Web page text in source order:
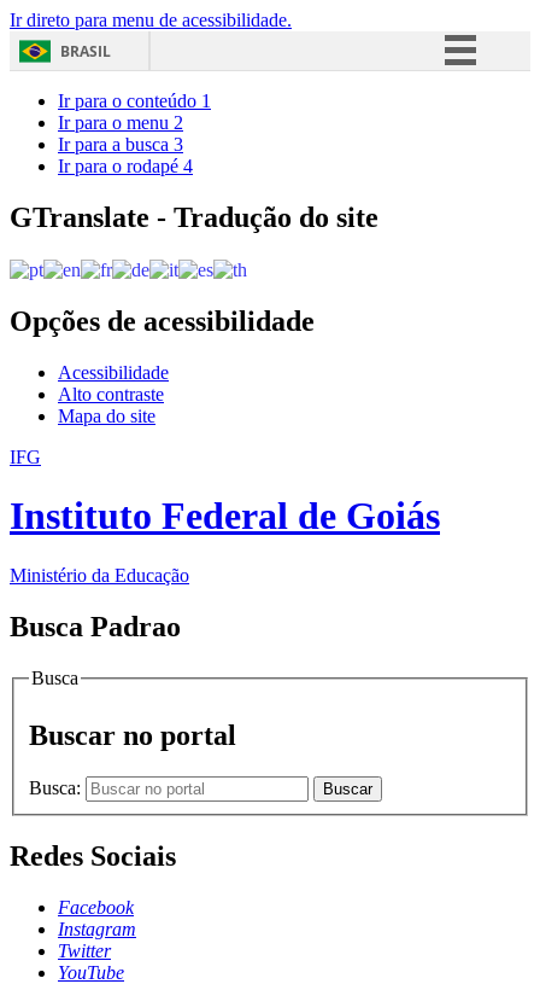
Ir direto para menu de acessibilidade.
BRASIL
Acesso à informação
Ir para o conteúdo 1
Ir para o menu 2
Ir para a busca 3
Ir para o rodapé 4
GTranslate - Tradução do site
Opções de acessibilidade
Acessibilidade
Alto contraste
Mapa do site
IFG
Instituto Federal de Goiás
Ministério da Educação
Busca Padrao
Busca
Buscar no portal
Busca: Buscar
Redes Sociais
Facebook
Instagram
Twitter
YouTube